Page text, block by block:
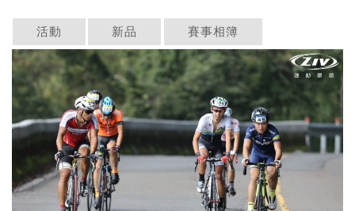
活動 新品 賽事相簿